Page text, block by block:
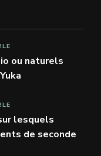
ou naturels
lesquels
de seconde